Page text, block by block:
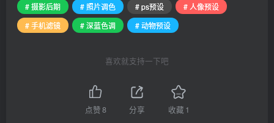
# 摄影后期
# 照片调色 # ps预设
# 人像预设
# 手机滤镜
# 深蓝色调 # 动物预设
喜欢就支持一下吧
点赞8 分享 收藏 1